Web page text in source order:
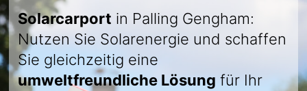
Solarcarport in Palling Gengham:
Nutzen Sie Solarenergie und schaffen
Sie gleichzeitig eine
umweltfreundliche Lösung für Ihr